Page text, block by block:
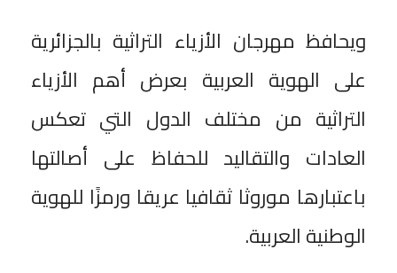
ويحافظ مهرجان الأزياء التراثية بالجزائرية
على الهوية العربية بعرض أهم الأزياء
التراثية من مختلف الدول التي تعكس
العادات والتقاليد للحفاظ على أصالتها
باعتبارها موروثا ثقافيا عريقا ورمزًا للهوية
الوطنية العربية.